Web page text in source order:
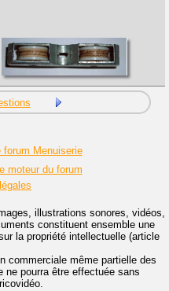
forum Menuiserie
moteur du forum
illustrations sonores, vidéos,
constituent ensemble une
la propriété intellectuelle (article
commerciale même partielle des
ne pourra être effectuée sans